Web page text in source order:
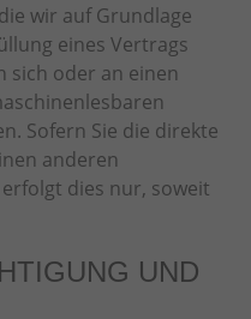
wir auf Grundlage
eines Vertrags
sich oder an einen
Sofern Sie die direkte
anderen
dies nur, soweit
UND